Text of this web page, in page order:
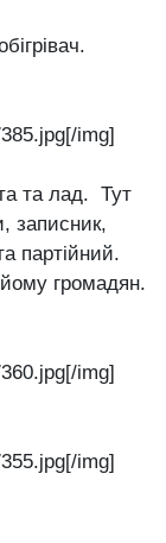
img]
та лад. Тут
записник,
партійний.
громадян.
img]
img]